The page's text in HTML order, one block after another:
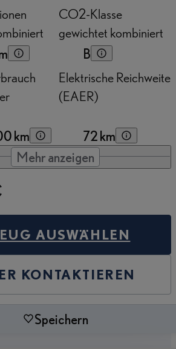
CO2-Klasse
gewichtet kombiniert
B
km
Elektrische Reichweite
(EAER)
72 km
Mehr anzeigen
AUSWÄHLEN
KONTAKTIEREN
Speichern